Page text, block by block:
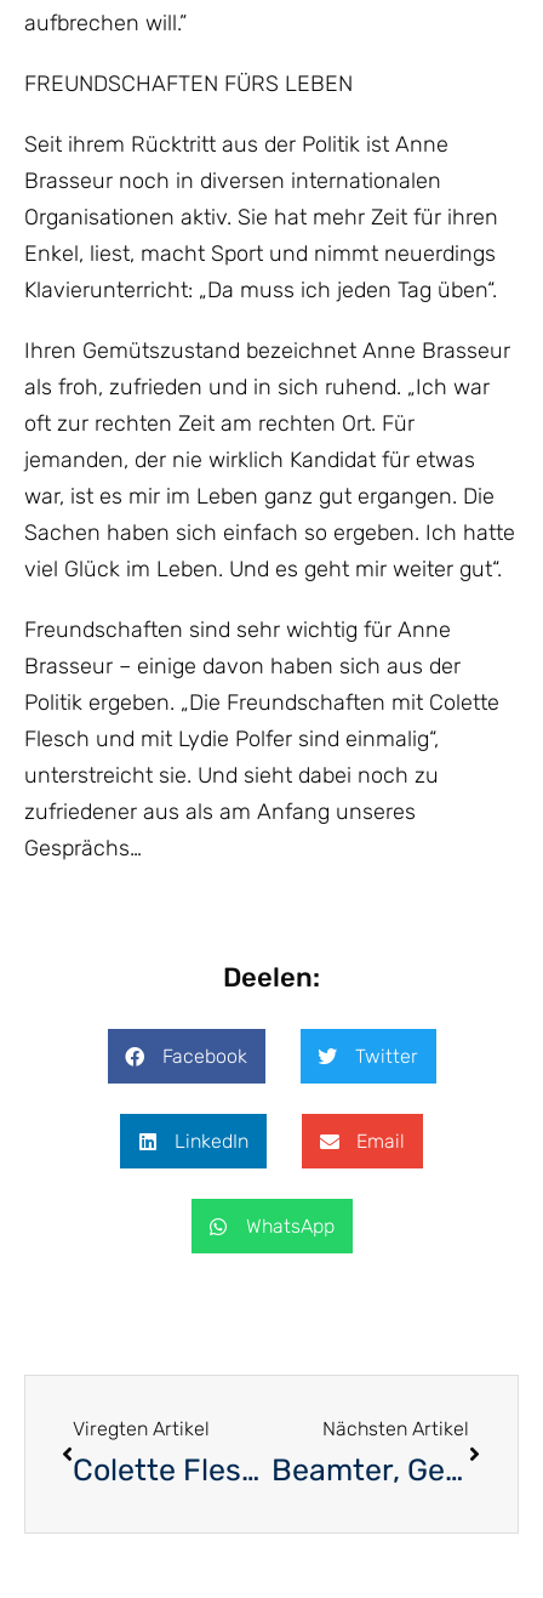
aufbrechen will.”
FREUNDSCHAFTEN FÜRS LEBEN
Seit ihrem Rücktritt aus der Politik ist Anne
Brasseur noch in diversen internationalen
Organisationen aktiv. Sie hat mehr Zeit für ihren
Enkel, liest, macht Sport und nimmt neuerdings
Klavierunterricht: „Da muss ich jeden Tag üben“.
Ihren Gemütszustand bezeichnet Anne Brasseur
als froh, zufrieden und in sich ruhend. „Ich war
oft zur rechten Zeit am rechten Ort. Für
jemanden, der nie wirklich Kandidat für etwas
war, ist es mir im Leben ganz gut ergangen. Die
Sachen haben sich einfach so ergeben. Ich hatte
viel Glück im Leben. Und es geht mir weiter gut“.
Freundschaften sind sehr wichtig für Anne
Brasseur – einige davon haben sich aus der
Politik ergeben. „Die Freundschaften mit Colette
Flesch und mit Lydie Polfer sind einmalig“,
unterstreicht sie. Und sieht dabei noch zu
zufriedener aus als am Anfang unseres
Gesprächs…
Deelen:
Facebook Twitter
LinkedIn Email
WhatsApp
Viregten Artikel
Colette Flesch – Kein politisches Bedauern
Nächsten Artikel
Beamter, Gewerkschafter und Politiker aus Überzeugung